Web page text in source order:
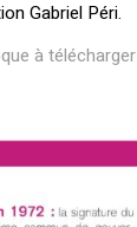
Gabriel Péri.
à télécharger